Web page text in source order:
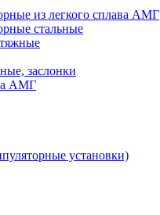
из легкого сплава АМГ
стальные
заслонки
АМГ
установки)